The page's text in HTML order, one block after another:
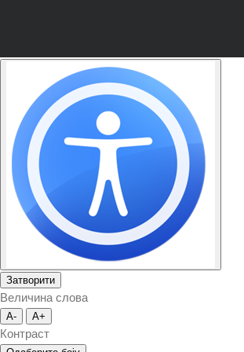
Затворити
Величина слова
A- A+
Контраст